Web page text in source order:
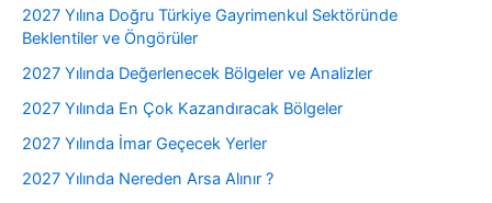
2027 Yılına Doğru Türkiye Gayrimenkul Sektöründe
Beklentiler ve Öngörüler
2027 Yılında Değerlenecek Bölgeler ve Analizler
2027 Yılında En Çok Kazandıracak Bölgeler
2027 Yılında İmar Geçecek Yerler
2027 Yılında Nereden Arsa Alınır ?